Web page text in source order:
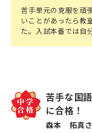
苦手単元の克服を頑
いことがあったら教
た。入試本番では自
苦手な国
に合格！
森本 拓真